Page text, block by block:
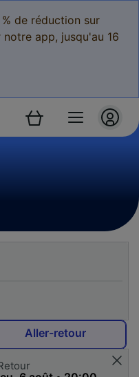
de réduction sur
app, jusqu'au 16
Aller-retour